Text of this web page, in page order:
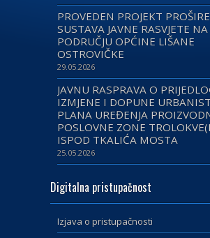
PROVEDEN PROJEKT
SUSTAVA JAVNE RASVJETE NA
PODRUČJU OPĆINE LIŠANE
OSTROVIČKE
29.05.2026
JAVNU RASPRAVA O
IZMJENE I DOPUNE
PLANA UREĐENJA
POSLOVNE ZONE
ISPOD TKALIĆA MOSTA
25.05.2026
Digitalna pristupačnost
Izjava o pristupačnosti